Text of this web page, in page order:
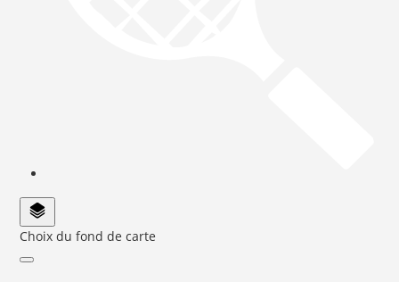
Choix du fond de carte